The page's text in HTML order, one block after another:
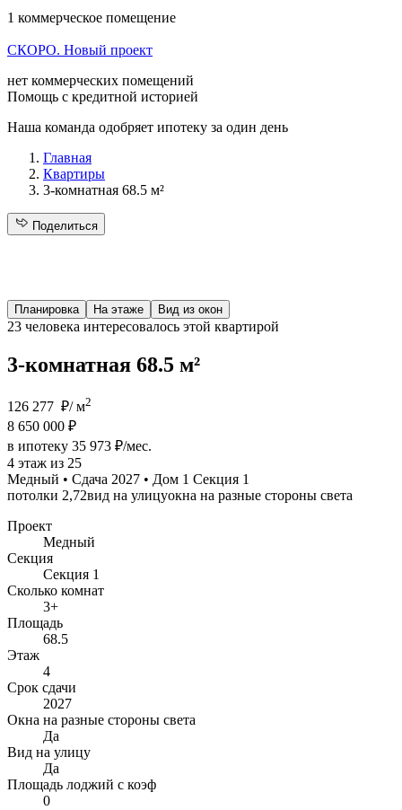
1 коммерческое помещение
СКОРО. Новый проект
нет коммерческих помещений
Помощь с кредитной историей
Наша команда одобряет ипотеку за один день
Главная
Квартиры
3-комнатная 68.5 м²
Поделиться
Планировка На этаже Вид из окон
23 человека интересовалось этой квартирой
3-комнатная 68.5 м²
126 277 ₽/ м2
8 650 000 ₽
в ипотеку 35 973 ₽/мес.
4 этаж из 25
Медный • Сдача 2027 • Дом 1 Секция 1
потолки 2,72вид на улицуокна на разные стороны света
Проект
Медный
Секция
Секция 1
Сколько комнат
3+
Площадь
68.5
Этаж
4
Срок сдачи
2027
Окна на разные стороны света
Да
Вид на улицу
Да
Площадь лоджий с коэф
0